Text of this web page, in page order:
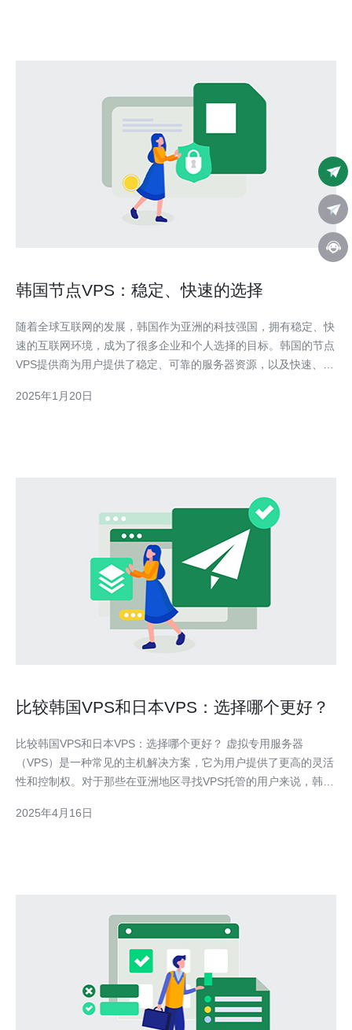
韩国节点VPS：稳定、快速的选择
随着全球互联网的发展，韩国作为亚洲的科技强国，拥有稳定、快
速的互联网环境，成为了很多企业和个人选择的目标。韩国的节点
VPS提供商为用户提供了稳定、可靠的服务器资源，以及快速、低
节点VPS相比其他国家的VPS，具有以下优势： 稳定性：韩国节点
2025年1月20日
比较韩国VPS和日本VPS：选择哪个更好？
比较韩国VPS和日本VPS：选择哪个更好？ 虚拟专用服务器
（VPS）是一种常见的主机解决方案，它为用户提供了更高的灵活
性和控制权。对于那些在亚洲地区寻找VPS托管的用户来说，韩国
些关键因素，以帮助您选择适合您需求的最佳选项。 首先，我们
2025年4月16日